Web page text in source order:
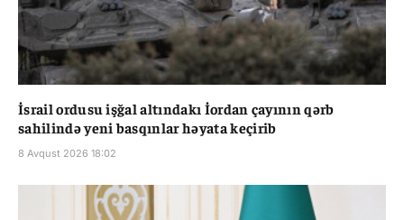
İsrail ordusu işğal altındakı İordan çayının qərb
sahilində yeni basqınlar həyata keçirib
8 Avqust 2026 18:02